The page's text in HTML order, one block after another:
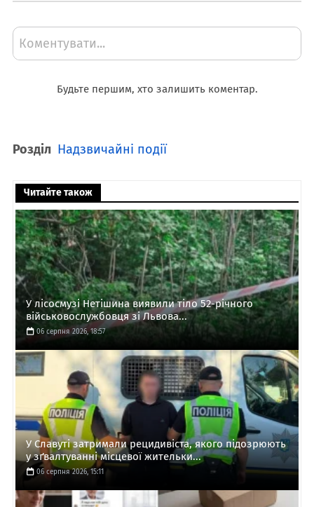
Коментувати...
Будьте першим, хто залишить коментар.
Розділ Надзвичайні події
Читайте також
У лісосмузі Нетішина виявили тіло 52-річного
військовослужбовця зі Львова...
06 серпня 2026, 18:57
У Славуті затримали рецидивіста, якого підозрюють
у зґвалтуванні місцевої жительки...
06 серпня 2026, 15:11